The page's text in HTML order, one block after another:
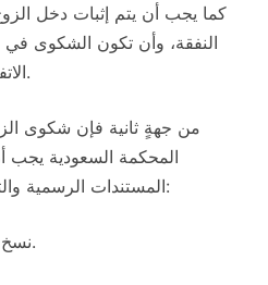
كما يجب أن يتم إثبات دخل
النفقة، وأن تكون الشكوى في
الاتفاق عليه في العقد.
المحكمة السعودية يجب
المستندات الرسمية والتي تتمثل في النقاط التالية:
3 نسخ من عقد الزواج.